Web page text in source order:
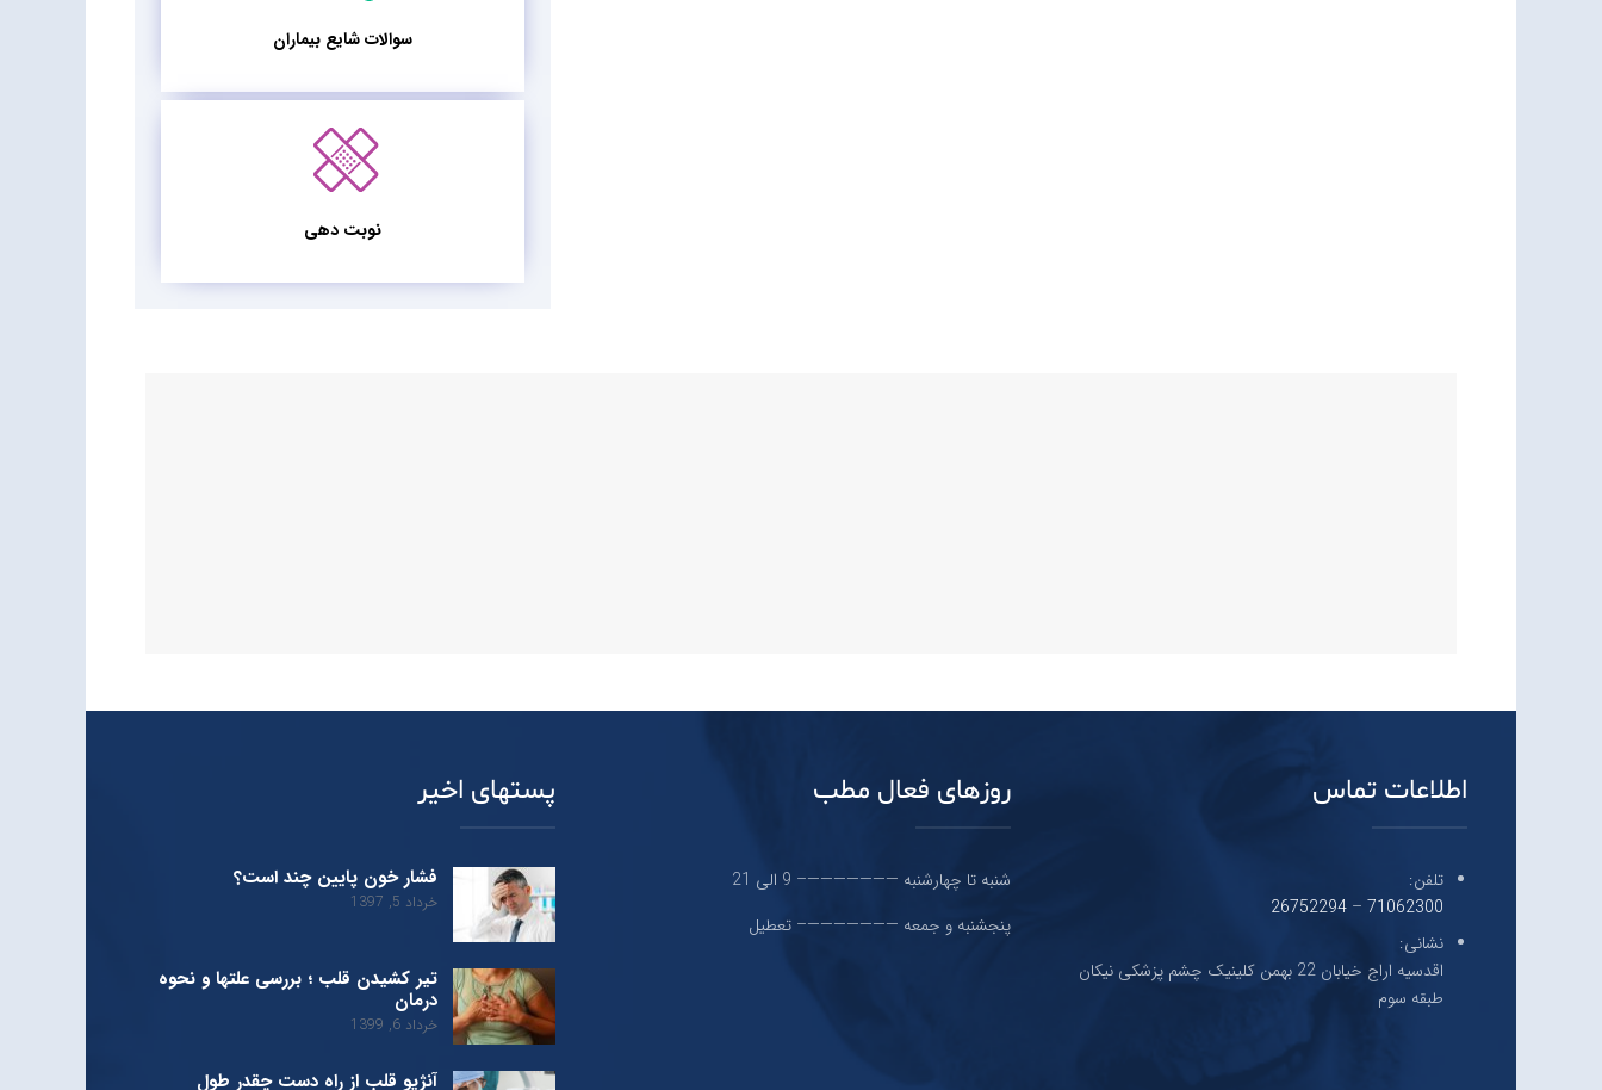
سوالات شایع بیماران
نوبت دهی
اطلاعات تماس
تلفن:
71062300
–
26752294
نشانی:
اقدسیه اراج خیابان 22 بهمن کلینیک چشم پزشکی نیکان
طبقه سوم
روزهای فعال مطب
شنبه تا چهارشنبه ———————– 9 الی 21
پنجشنبه و جمعه ———————– تعطیل
پستهای اخیر
فشار خون پایین چند است؟
خرداد 5, 1397
تیر کشیدن قلب ؛ بررسی علتها و نحوه
درمان
خرداد 6, 1399
آنژیو قلب از راه دست چقدر طول